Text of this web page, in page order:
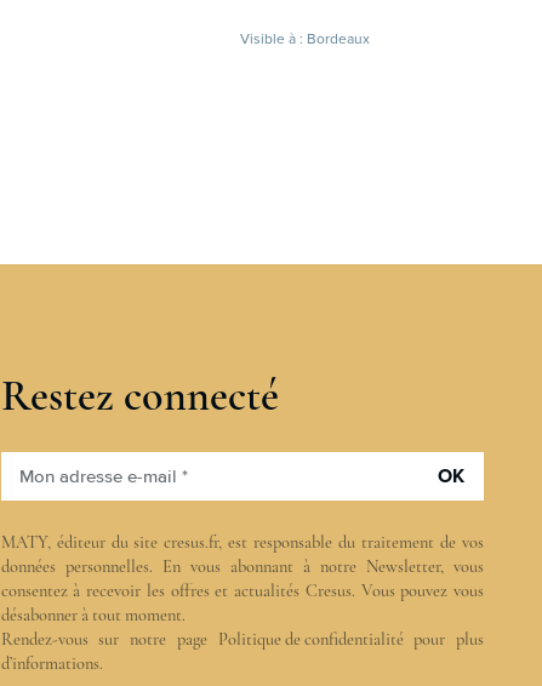
Visible à : Bordeaux
Restez connecté
Mon adresse e-mail * OK
MATY, éditeur du site cresus.fr, est responsable du traitement de vos
données personnelles. En vous abonnant à notre Newsletter, vous
consentez à recevoir les offres et actualités Cresus. Vous pouvez vous
désabonner à tout moment.
Rendez-vous sur notre page Politique de confidentialitépour plus
d’informations.